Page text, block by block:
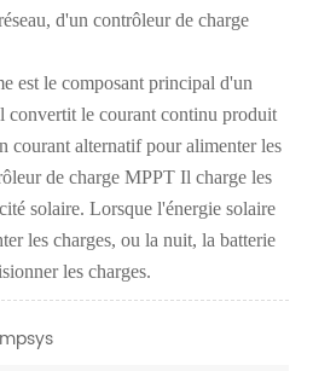
d'un contrôleur de charge
est le composant principal d'un
convertit le courant continu produit
courant alternatif pour alimenter les
de charge MPPT Il charge les
solaire. Lorsque l'énergie solaire
les charges, ou la nuit, la batterie
les charges.